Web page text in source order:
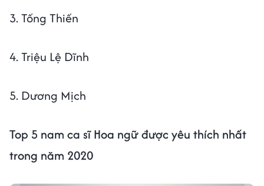
3. Tống Thiến
4. Triệu Lệ Dĩnh
5. Dương Mịch
Top 5 nam ca sĩ Hoa ngữ được yêu thích nhất
trong năm 2020